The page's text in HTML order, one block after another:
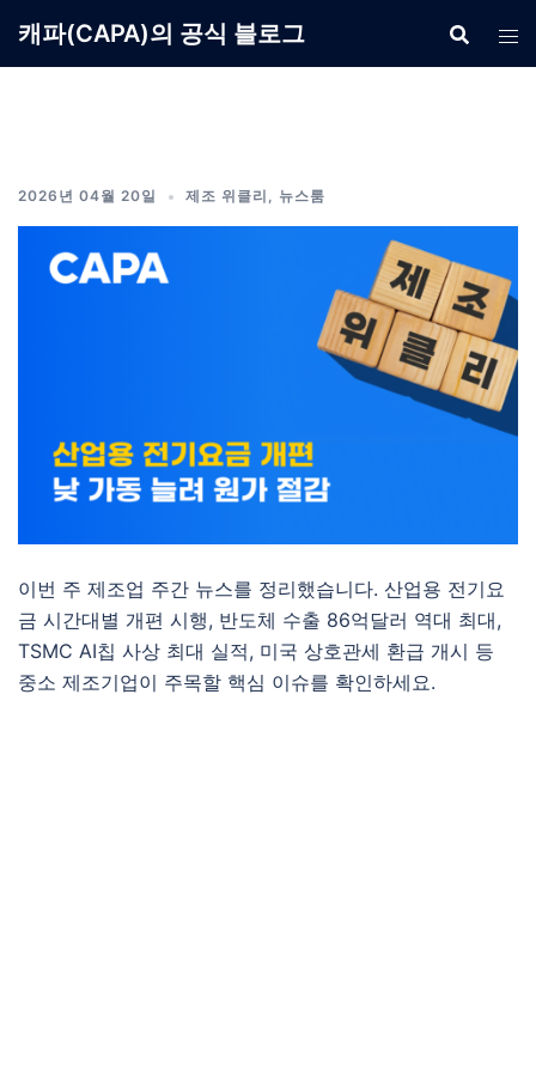
캐파(CAPA)의 공식 블로그
2026년 04월 20일 제조 위클리 , 뉴스룸
이번 주 제조업 주간 뉴스를 정리했습니다. 산업용 전기요
금 시간대별 개편 시행, 반도체 수출 86억달러 역대 최대,
TSMC AI칩 사상 최대 실적, 미국 상호관세 환급 개시 등
중소 제조기업이 주목할 핵심 이슈를 확인하세요.